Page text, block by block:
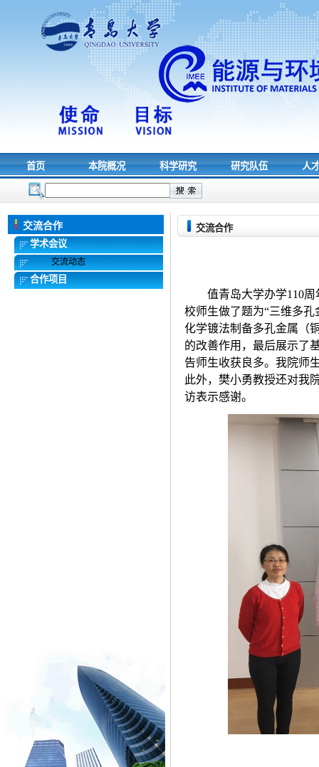
首页 本院概况 科学研究 研究队伍 人
交流合作
学术会议
交流动态
合作项目
交流合作
值青岛大学办学110
校师生做了题为“三维多
化学镀法制备多孔金属（
的改善作用，最后展示了
告师生收获良多。我院师
此外，樊小勇教授还对我
访表示感谢。